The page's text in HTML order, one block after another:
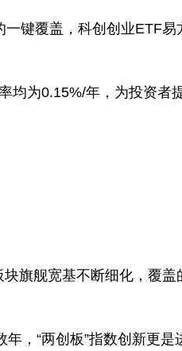
键覆盖，科创创业ETF
均为0.15%/年，为投资者
旗舰宽基不断细化，覆
年，“两创板”指数创新更